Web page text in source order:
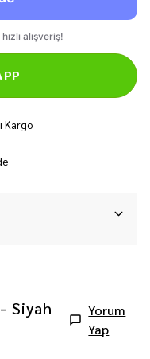
Kargo
Siyah
Yorum
Yap